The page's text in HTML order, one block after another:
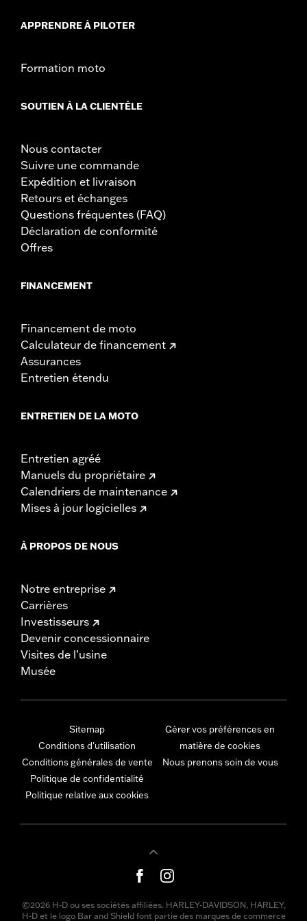
Largeur:6.75 Inches
GARANTIE:1 year limited warranty – Go to
APPRENDRE À PILOTER
Formation moto
SOUTIEN À LA CLIENTÈLE
Nous contacter
Suivre une commande
Expédition et livraison
Retours et échanges
Questions fréquentes (FAQ)
Déclaration de conformité
Offres
FINANCEMENT
Financement de moto
Calculateur de financement
Assurances
Entretien étendu
ENTRETIEN DE LA MOTO
Entretien agréé
Manuels du propriétaire
Calendriers de maintenance
Mises à jour logicielles
À PROPOS DE NOUS
Notre entreprise
Carrières
Investisseurs
Devenir concessionnaire
Visites de l’usine
Musée
Sitemap
Conditions d'utilisation
Conditions générales de vente
Politique de confidentialité
Politique relative aux cookies
Gérer vos préférences en
matière de cookies
Nous prenons soin de vous
©2026 H-D ou ses sociétés affiliées. HARLEY-DAVIDSON, HARLEY,
H-D et le logo Bar and Shield font partie des marques de commerce